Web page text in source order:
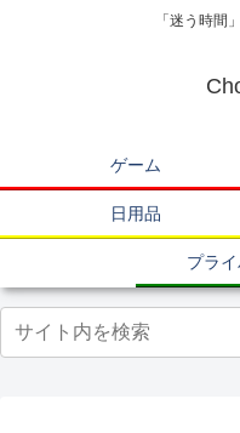
「迷う時間
ゲーム
日用品
プラ